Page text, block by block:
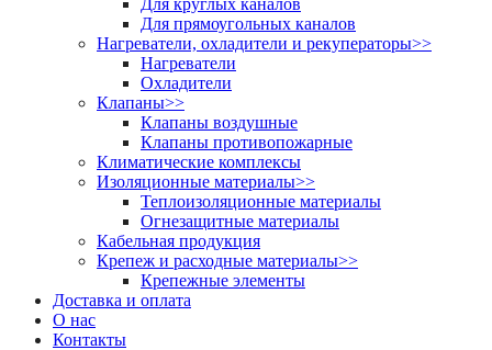
Для прямоугольных каналов
Нагреватели, охладители и рекуператоры>>
Нагреватели
Охладители
Клапаны>>
Клапаны воздушные
Клапаны противопожарные
Климатические комплексы
Изоляционные материалы>>
Теплоизоляционные материалы
Огнезащитные материалы
Кабельная продукция
Крепеж и расходные материалы>>
Крепежные элементы
Доставка и оплата
О нас
Контакты